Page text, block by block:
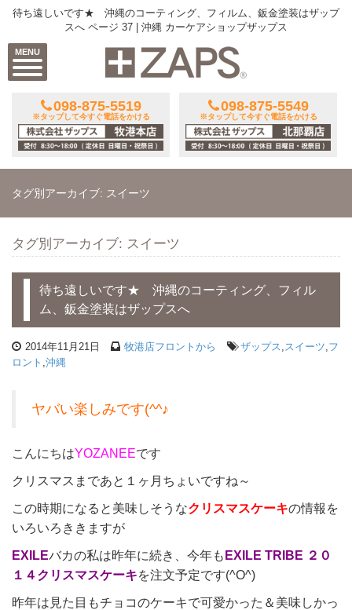
MENU
待ち遠しいです★ 沖縄のコーティング、フィルム、鈑金塗装はザップ
スへ ページ 37 | 沖縄 カーケアショップザップス
098-875-5519
※タップして今すぐ電話をかける
098-875-5549
※タップして今すぐ電話をかける
タグ別アーカイブ: スイーツ
タグ別アーカイブ: スイーツ
待ち遠しいです★ 沖縄のコーティング、フィル
ム、鈑金塗装はザップスへ
2014年11月21日 牧港店フロントから ザップス スイーツ フ
ロント 沖縄
ヤバい楽しみです(^^♪
こんにちはYOZANEEです
クリスマスまであと１ヶ月ちょいですね～
この時期になると美味しそうなクリスマスケーキの情報を
いろいろききますが
EXILEバカの私は昨年に続き、今年もEXILE TRIBE ２０
１４クリスマスケーキを注文予定です(^O^)
昨年は見た目もチョコのケーキで可愛かった＆美味しかっ